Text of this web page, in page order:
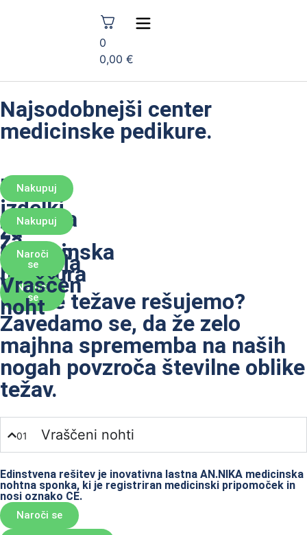
0
0,00 €
Najsodobnejši center
medicinske pedikure.
Naši
izdelki
za
osebno
nego
Nakupuj
Oprema
za
podjetja
Nakupuj
Medicinska
pedikura
Naroči
se
Naroči
se
Vraščen
noht
Katere težave rešujemo?
Zavedamo se, da že zelo
majhna sprememba na naših
nogah povzroča številne oblike
težav.
01 Vraščeni nohti
Edinstvena rešitev je inovativna lastna AN.NIKA medicinska
nohtna sponka, ki je registriran medicinski pripomoček in
nosi oznako CE.
Naroči se